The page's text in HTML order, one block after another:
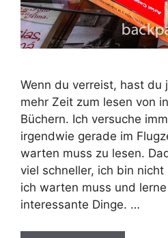
Wenn du verreist, hast du
mehr Zeit zum lesen von
Büchern. Ich versuche
irgendwie gerade im
warten muss zu lesen.
viel schneller, ich bin
ich warten muss und
interessante Dinge. …